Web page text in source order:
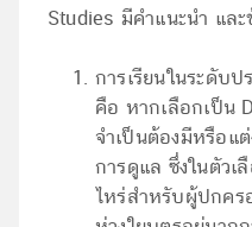
Studies มีคำแนะนำ แล
การเรียนในระดับ
คือ หากเลือกเป็น
จำเป็นต้องมีหรือแ
การดูแล ซึ่งในตัวเ
ไหร่สำหรับผู้ปกคร